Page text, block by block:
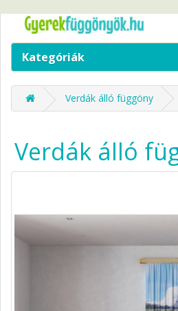
Kategóriák
Verdák álló függöny
Verdák álló